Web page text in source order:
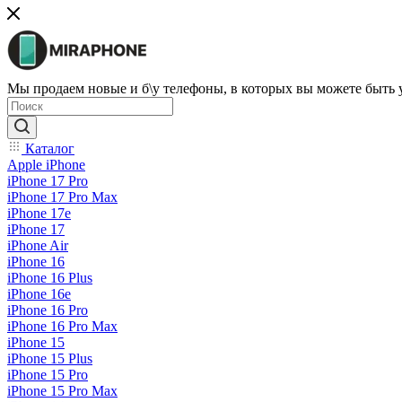
Мы продаем новые и б\у телефоны, в которых вы можете быть
Каталог
Apple iPhone
iPhone 17 Pro
iPhone 17 Pro Max
iPhone 17e
iPhone 17
iPhone Air
iPhone 16
iPhone 16 Plus
iPhone 16e
iPhone 16 Pro
iPhone 16 Pro Max
iPhone 15
iPhone 15 Plus
iPhone 15 Pro
iPhone 15 Pro Max